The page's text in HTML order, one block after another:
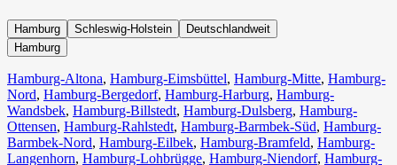
Hamburg Schleswig-Holstein
Deutschlandweit
Hamburg
Hamburg-Altona, Hamburg-Eimsbüttel, Hamburg-Mitte, Hamburg-
Nord, Hamburg-Bergedorf, Hamburg-Harburg, Hamburg-
Wandsbek, Hamburg-Billstedt, Hamburg-Dulsberg, Hamburg-
Ottensen, Hamburg-Rahlstedt, Hamburg-Barmbek-Süd, Hamburg-
Barmbek-Nord, Hamburg-Eilbek, Hamburg-Bramfeld, Hamburg-
Langenhorn, Hamburg-Lohbrügge, Hamburg-Niendorf, Hamburg-